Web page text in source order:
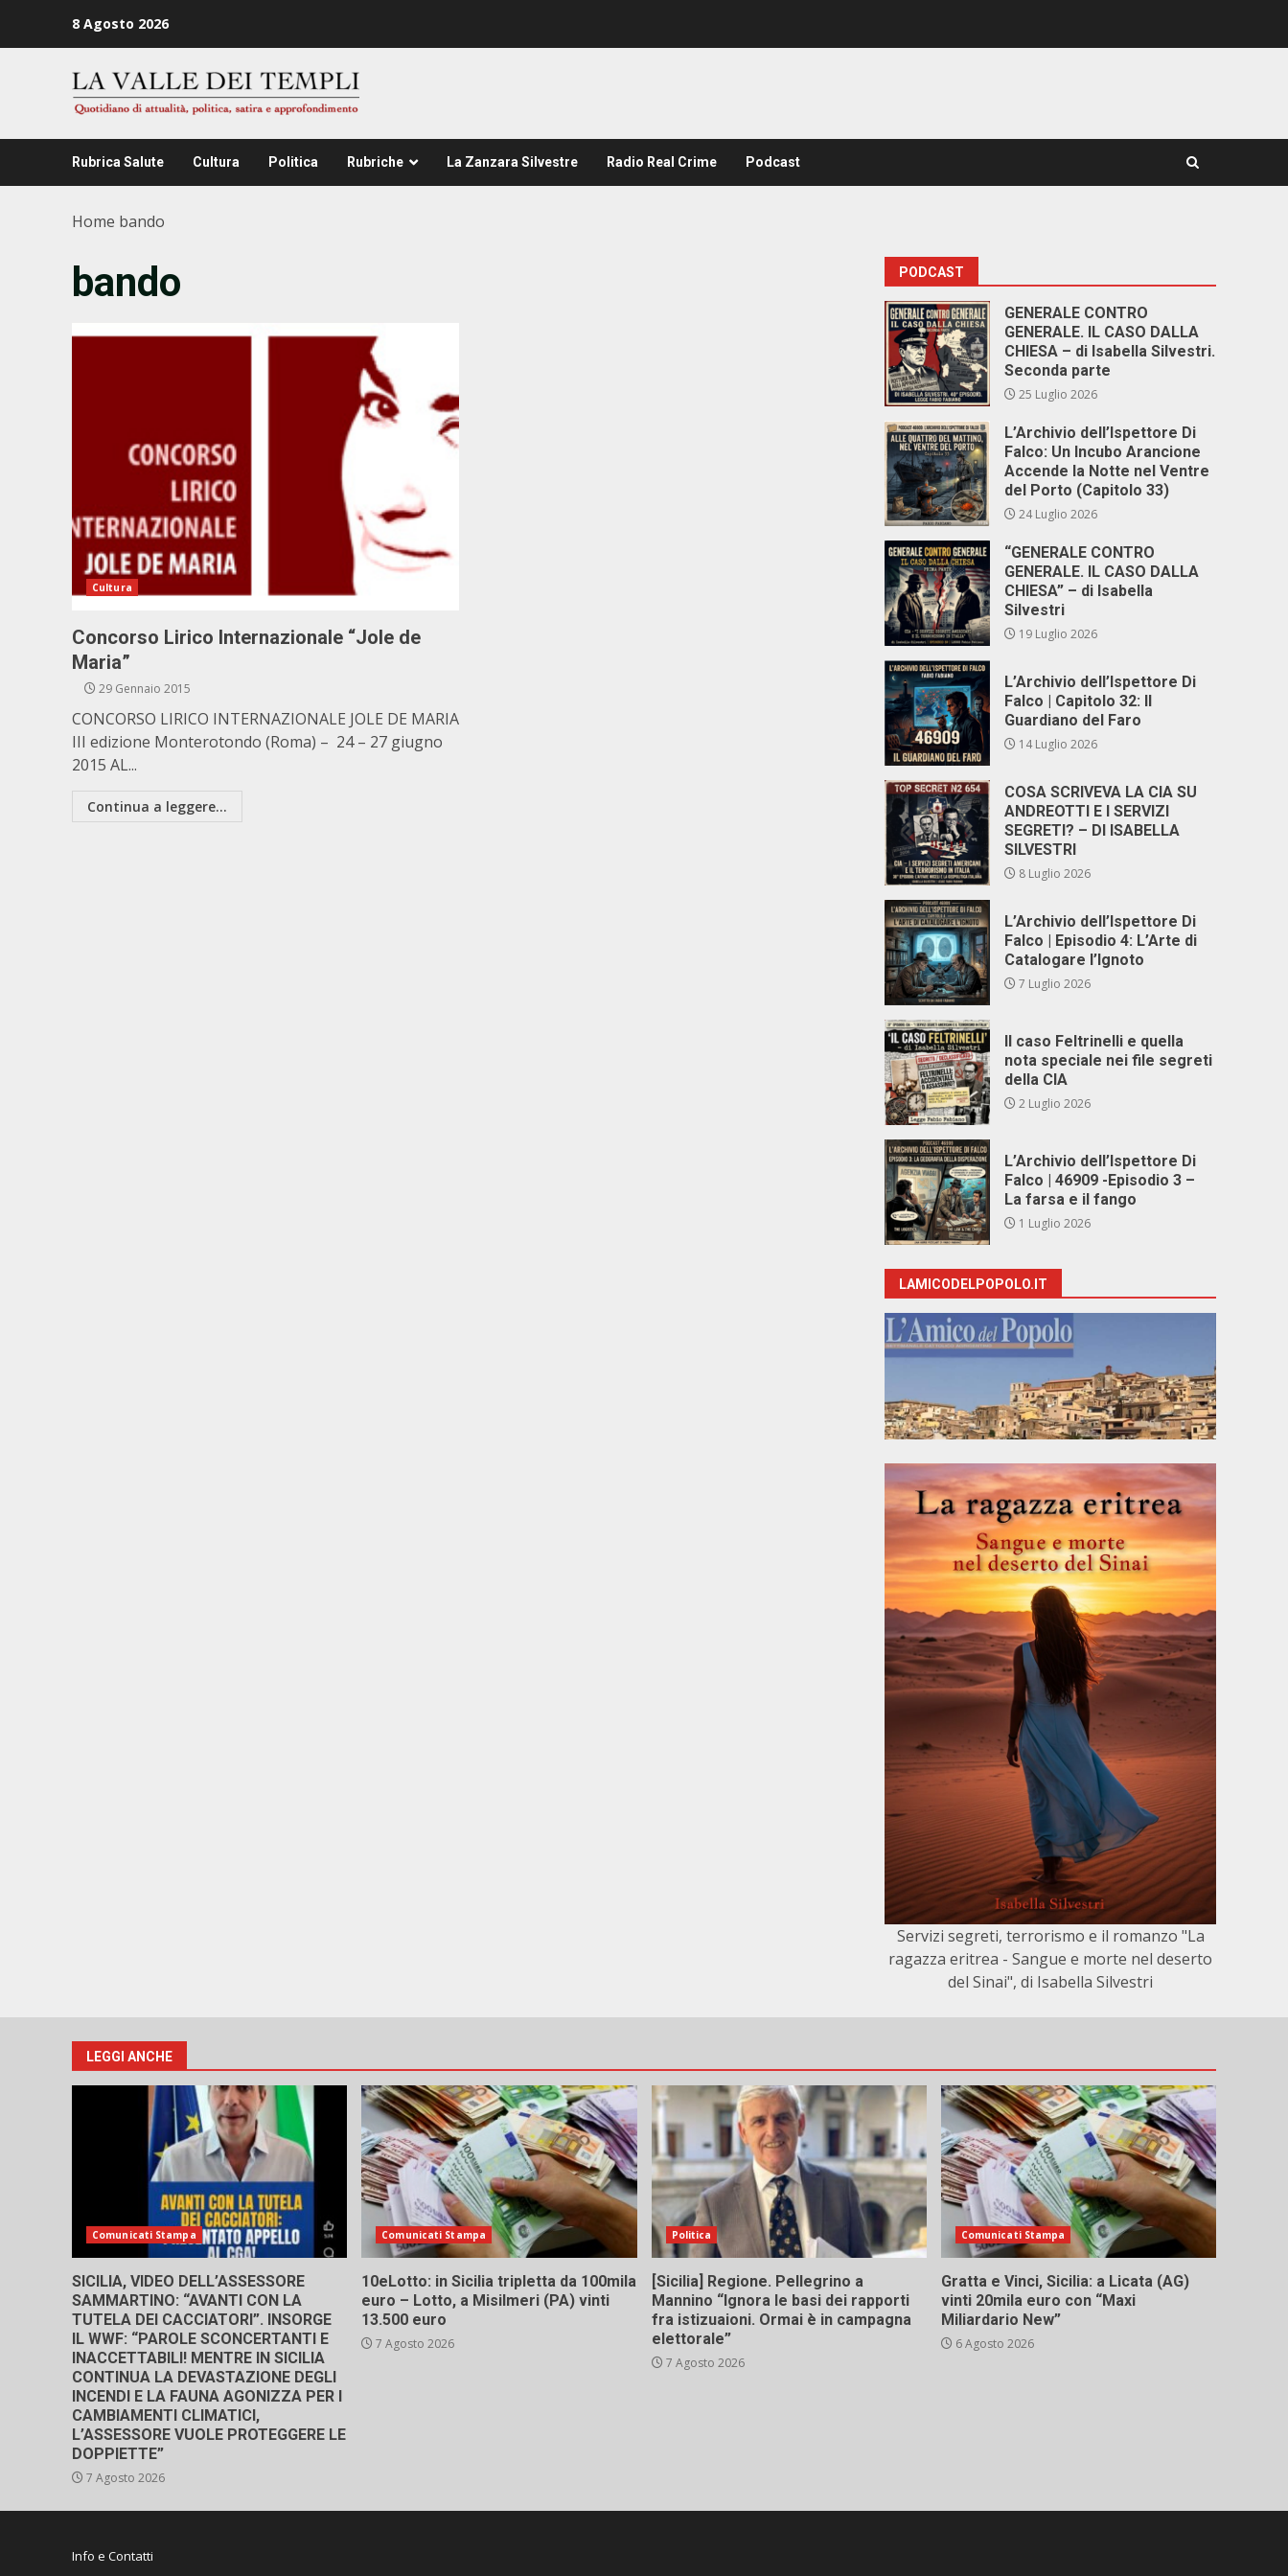
8 Agosto 2026
Rubrica Salute Cultura Politica Rubriche La Zanzara Silvestre Radio Real Crime Podcast
Home bando
bando
Cultura
Concorso Lirico Internazionale “Jole de
Maria”
29 Gennaio 2015
CONCORSO LIRICO INTERNAZIONALE JOLE DE MARIA
III edizione Monterotondo (Roma) – 24 – 27 giugno
2015 AL...
Continua a leggere...
PODCAST
GENERALE CONTRO
GENERALE. IL CASO DALLA
CHIESA – di Isabella Silvestri.
Seconda parte
25 Luglio 2026
L’Archivio dell’Ispettore Di
Falco: Un Incubo Arancione
Accende la Notte nel Ventre
del Porto (Capitolo 33)
24 Luglio 2026
“GENERALE CONTRO
GENERALE. IL CASO DALLA
CHIESA” – di Isabella
Silvestri
19 Luglio 2026
L’Archivio dell’Ispettore Di
Falco | Capitolo 32: Il
Guardiano del Faro
14 Luglio 2026
COSA SCRIVEVA LA CIA SU
ANDREOTTI E I SERVIZI
SEGRETI? – DI ISABELLA
SILVESTRI
8 Luglio 2026
L’Archivio dell’Ispettore Di
Falco | Episodio 4: L’Arte di
Catalogare l’Ignoto
7 Luglio 2026
Il caso Feltrinelli e quella
nota speciale nei file segreti
della CIA
2 Luglio 2026
L’Archivio dell’Ispettore Di
Falco | 46909 -Episodio 3 –
La farsa e il fango
1 Luglio 2026
LAMICODELPOPOLO.IT
Servizi segreti, terrorismo e il romanzo "La
ragazza eritrea - Sangue e morte nel deserto
del Sinai", di Isabella Silvestri
LEGGI ANCHE
Comunicati Stampa
SICILIA, VIDEO DELL’ASSESSORE
SAMMARTINO: “AVANTI CON LA
TUTELA DEI CACCIATORI”. INSORGE
IL WWF: “PAROLE SCONCERTANTI E
INACCETTABILI! MENTRE IN SICILIA
CONTINUA LA DEVASTAZIONE DEGLI
INCENDI E LA FAUNA AGONIZZA PER I
CAMBIAMENTI CLIMATICI,
L’ASSESSORE VUOLE PROTEGGERE LE
DOPPIETTE”
7 Agosto 2026
Comunicati Stampa
10eLotto: in Sicilia tripletta da 100mila
euro – Lotto, a Misilmeri (PA) vinti
13.500 euro
7 Agosto 2026
Politica
[Sicilia] Regione. Pellegrino a
Mannino “Ignora le basi dei rapporti
fra istizuaioni. Ormai è in campagna
elettorale”
7 Agosto 2026
Comunicati Stampa
Gratta e Vinci, Sicilia: a Licata (AG)
vinti 20mila euro con “Maxi
Miliardario New”
6 Agosto 2026
Info e Contatti